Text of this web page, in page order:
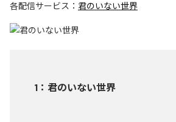
各配信サービス： 君のいない世界
1 ： 君のいない世界